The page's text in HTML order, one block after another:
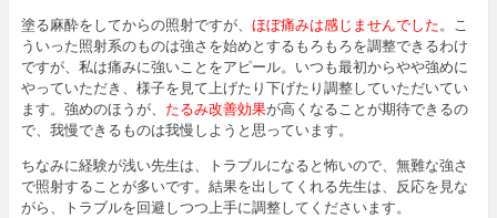
塗る麻酔をしてからの照射ですが、 ほぼ痛みは感じませんでした。こ
ういった照射系のものは強さを始めとするもろもろを調整できるわけ
ですが、私は痛みに強いことをアピール。いつも最初からやや強めに
やっていただき、様子を見て上げたり下げたり調整していただいてい
ます。強めのほうが、 たるみ改善効果が高くなることが期待できるの
で、我慢できるものは我慢しようと思っています。
ちなみに経験が浅い先生は、トラブルになると怖いので、無難な強さ
で照射することが多いです。結果を出してくれる先生は、反応を見な
がら、トラブルを回避しつつ上手に調整してくださいます。